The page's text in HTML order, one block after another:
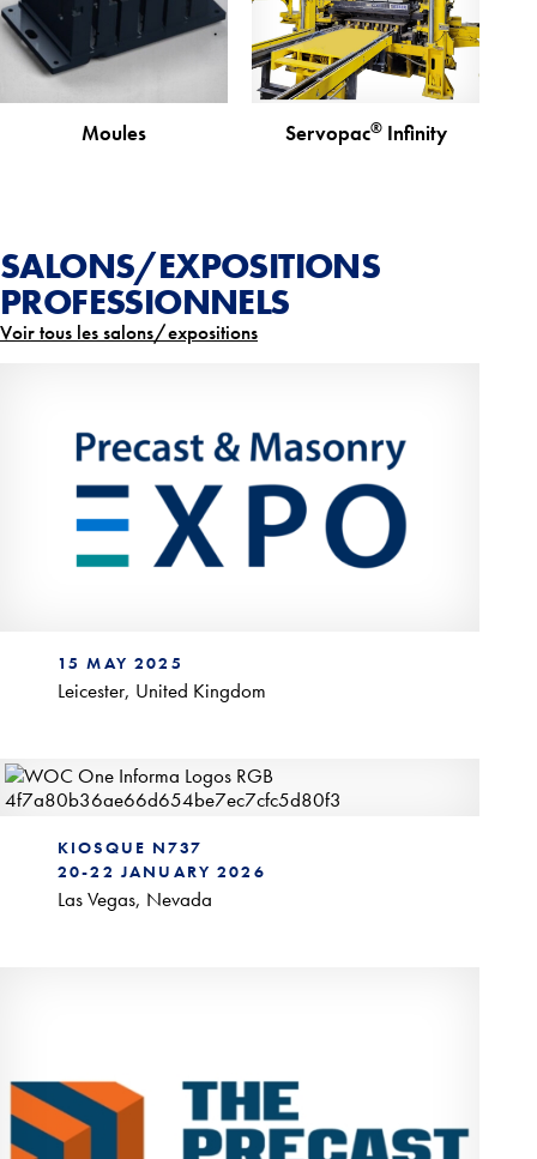
Moules Servopac®Infinity
SALONS/EXPOSITIONS
PROFESSIONNELS
Voir tous les salons/expositions
15 MAY 2025
Leicester, United Kingdom
World of Concrete
KIOSQUE N737
20-22 JANUARY 2026
Las Vegas, Nevada